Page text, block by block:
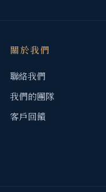
關於我們
聯絡我們
我們的團隊
客戶回饋